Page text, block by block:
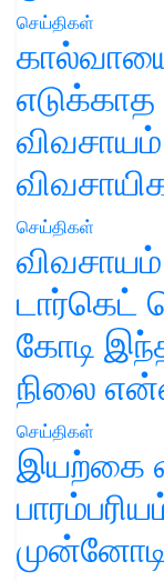
செய்திகள்
செய்திகள்
டார்கெட்
கோடி
நிலை
செய்திகள்
இயற்கை